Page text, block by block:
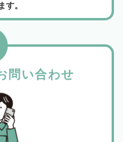
す。
問い合わせ